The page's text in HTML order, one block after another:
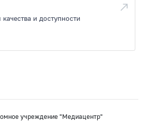
и доступности
учреждение "Медиацентр"